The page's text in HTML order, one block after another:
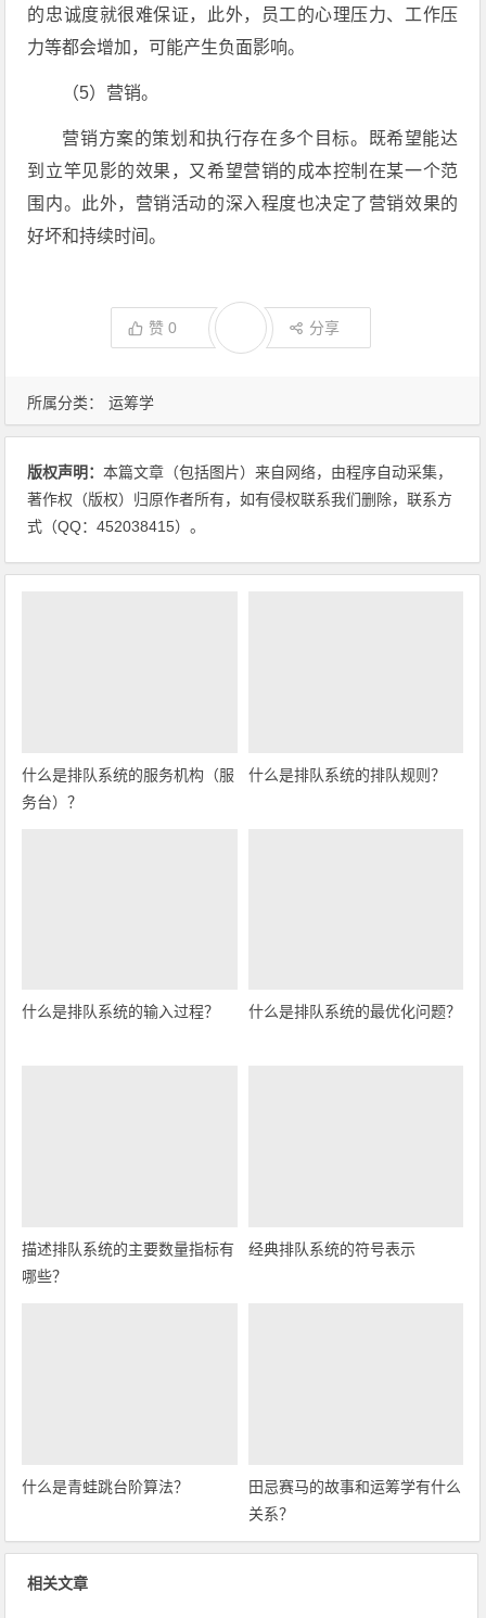
的忠诚度就很难保证，此外，员工的心理压力、工作压
力等都会增加，可能产生负面影响。
（5）营销。
营销方案的策划和执行存在多个目标。既希望能达
到立竿见影的效果，又希望营销的成本控制在某一个范
围内。此外，营销活动的深入程度也决定了营销效果的
好坏和持续时间。
赞0 分享
所属分类： 运筹学
版权声明：本篇文章（包括图片）来自网络，由程序自动采集，
著作权（版权）归原作者所有，如有侵权联系我们删除，联系方
式（QQ：452038415）。
什么是排队系统的服务机构（服
务台）？
什么是排队系统的排队规则？
什么是排队系统的输入过程？ 什么是排队系统的最优化问题？
描述排队系统的主要数量指标有
哪些？
经典排队系统的符号表示
什么是青蛙跳台阶算法？
田忌赛马的故事和运筹学有什么
关系？
相关文章